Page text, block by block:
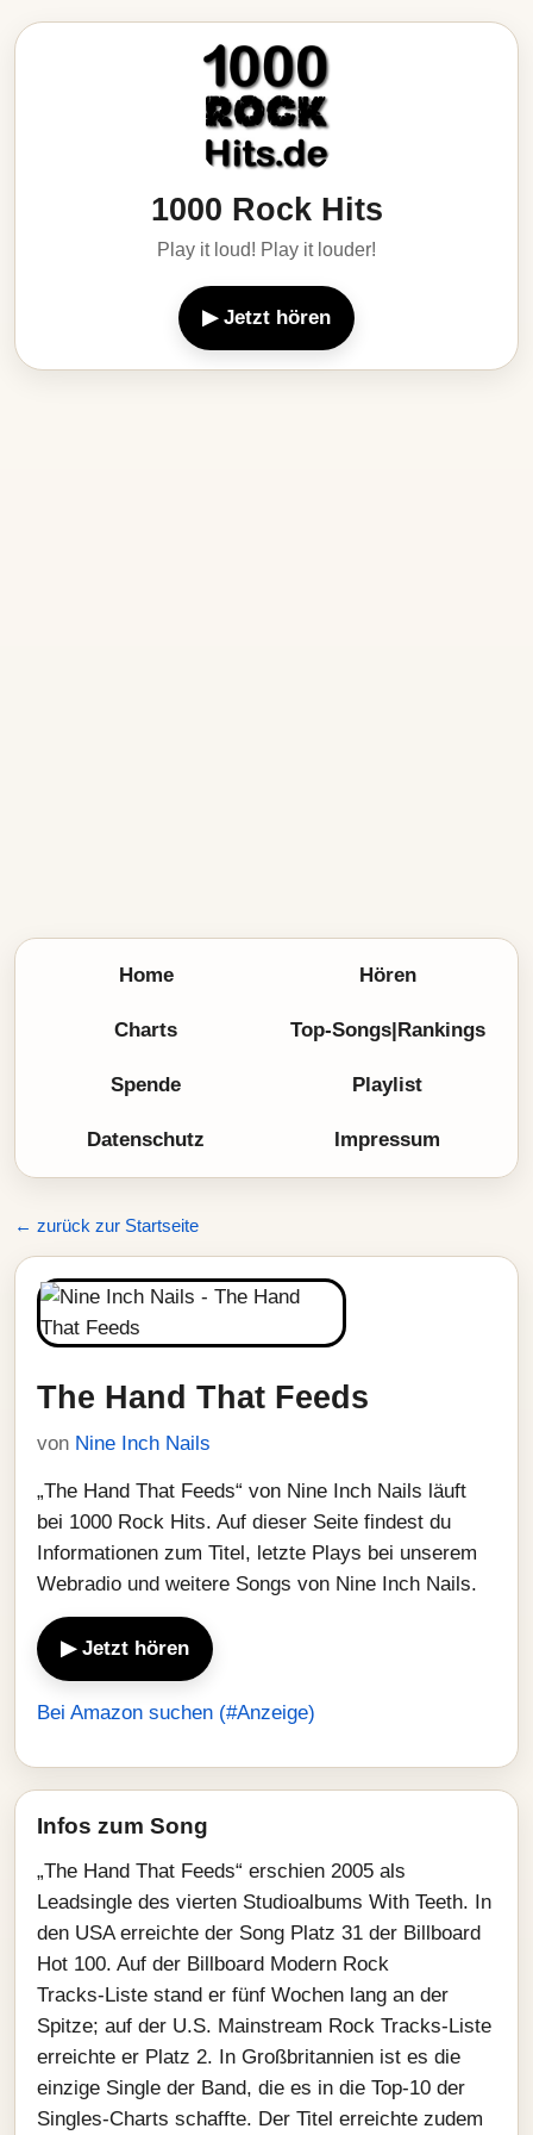
1000 Rock Hits
Play it loud! Play it louder!
▶ Jetzt hören
Home Hören
Charts Top-Songs|Rankings
Spende Playlist
Datenschutz Impressum
← zurück zur Startseite
The Hand That Feeds
von Nine Inch Nails
„The Hand That Feeds“ von Nine Inch Nails läuft
bei 1000 Rock Hits. Auf dieser Seite findest du
Informationen zum Titel, letzte Plays bei unserem
Webradio und weitere Songs von Nine Inch Nails.
▶ Jetzt hören
Bei Amazon suchen (#Anzeige)
Infos zum Song
„The Hand That Feeds“ erschien 2005 als
Leadsingle des vierten Studioalbums With Teeth. In
den USA erreichte der Song Platz 31 der Billboard
Hot 100. Auf der Billboard Modern Rock
Tracks‑Liste stand er fünf Wochen lang an der
Spitze; auf der U.S. Mainstream Rock Tracks‑Liste
erreichte er Platz 2. In Großbritannien ist es die
einzige Single der Band, die es in die Top‑10 der
Singles‑Charts schaffte. Der Titel erreichte zudem